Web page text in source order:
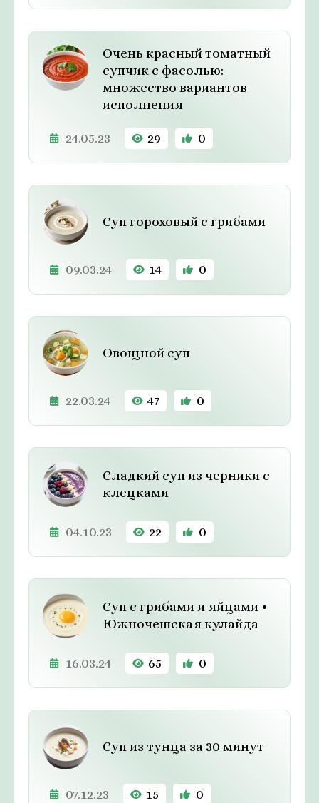
Очень красный томатный
супчик с фасолью:
множество вариантов
исполнения
24.05.23 29 0
Суп гороховый с грибами
09.03.24 14 0
Овощной суп
22.03.24 47 0
Сладкий суп из черники с
клецками
04.10.23 22 0
Суп с грибами и яйцами •
Южночешская кулайда
16.03.24 65 0
Суп из тунца за 30 минут
07.12.23 15 0